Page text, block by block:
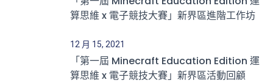
算思維 x 電子競技大賽」新界區進階工作坊
12 月 15, 2021
「第一屆 Minecraft Education Edition 運
算思維 x 電子競技大賽」新界區活動回顧